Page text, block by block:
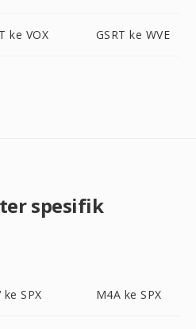
ke VOX GSRT ke WVE
spesifik
ke SPX M4A ke SPX